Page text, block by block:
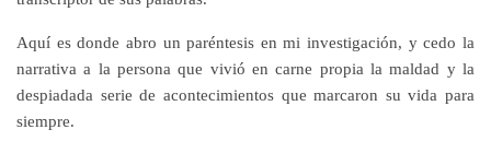
Aquí es donde abro un paréntesis en mi investigación, y cedo la
narrativa a la persona que vivió en carne propia la maldad y la
despiadada serie de acontecimientos que marcaron su vida para
siempre.